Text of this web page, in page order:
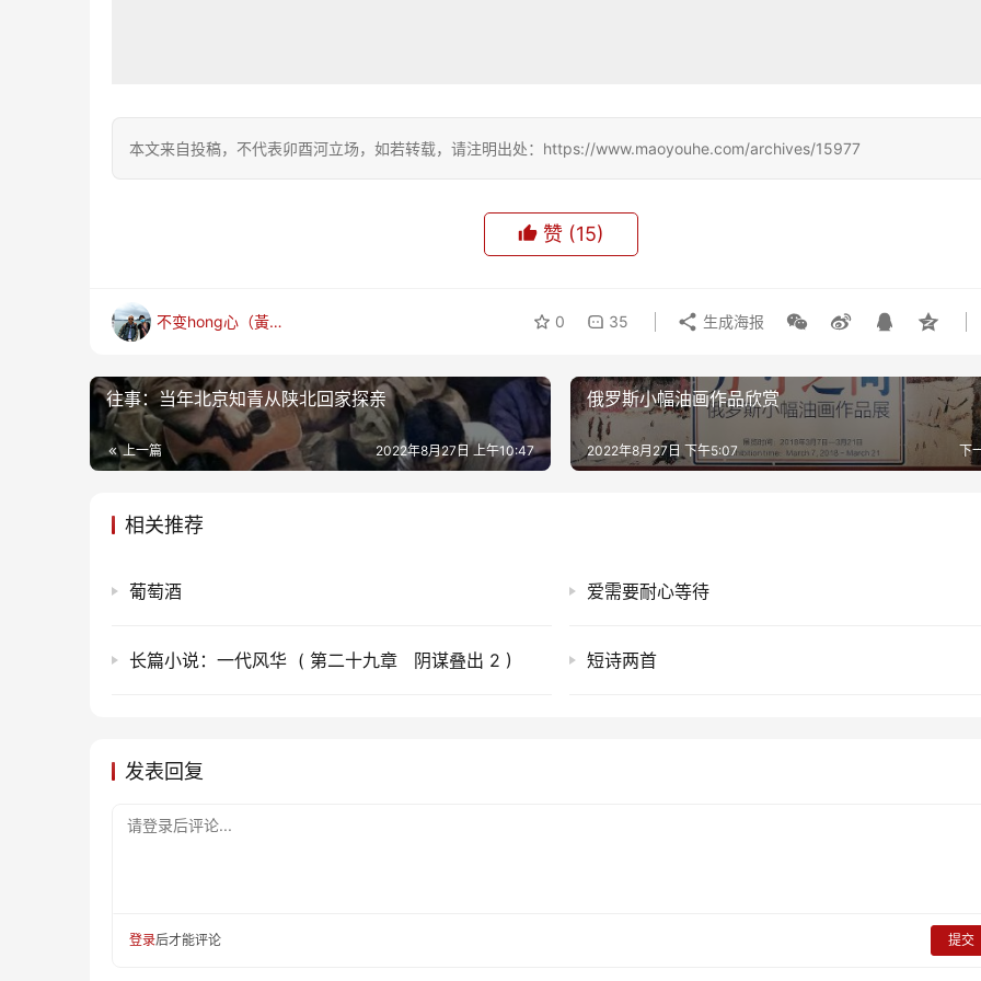
本文来自投稿，不代表卯酉河立场，如若转载，请注明出处：https://www.maoyouhe.com/archives/15977
赞 (15)
不变hong心（黃梅麟） 0 35 生成海报
往事：当年北京知青从陕北回家探亲
上一篇 2022年8月27日 上午10:47
俄罗斯小幅油画作品欣赏
下
2022年8月27日 下午5:07
相关推荐
葡萄酒 爱需要耐心等待
长篇小说：一代风华 ( 第二十九章 阴谋叠出 2 ) 短诗两首
发表回复
请登录后评论...
登录后才能评论 提交